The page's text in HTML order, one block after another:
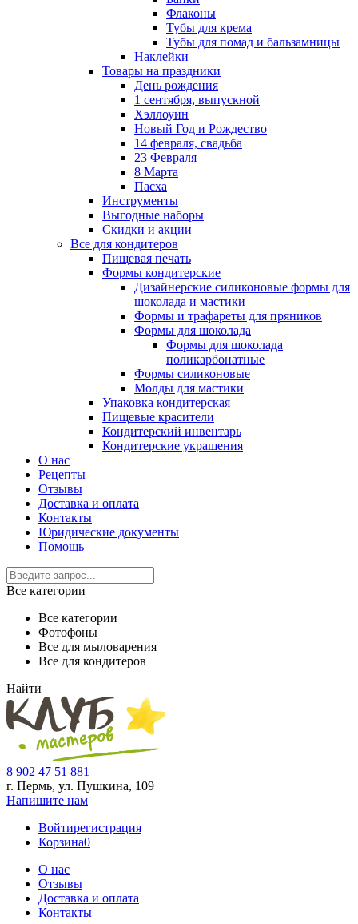
Флаконы
Тубы для крема
Тубы для помад и бальзамницы
Наклейки
Товары на праздники
День рождения
1 сентября, выпускной
Хэллоуин
Новый Год и Рождество
14 февраля, свадьба
23 Февраля
8 Марта
Пасха
Инструменты
Выгодные наборы
Скидки и акции
Все для кондитеров
Пищевая печать
Формы кондитерские
Дизайнерские силиконовые формы для
шоколада и мастики
Формы и трафареты для пряников
Формы для шоколада
Формы для шоколада
поликарбонатные
Формы силиконовые
Молды для мастики
Упаковка кондитерская
Пищевые красители
Кондитерский инвентарь
Кондитерские украшения
О нас
Рецепты
Отзывы
Доставка и оплата
Контакты
Юридические документы
Помощь
Все категории
Все категории
Фотофоны
Все для мыловарения
Все для кондитеров
Найти
8 902 47 51 881
г. Пермь, ул. Пушкина, 109
Напишите нам
Войтирегистрация
Корзина0
О нас
Отзывы
Доставка и оплата
Контакты